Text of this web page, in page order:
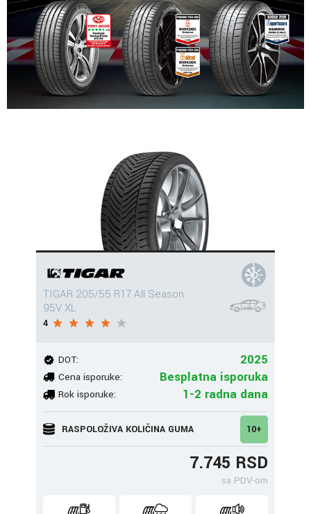
TIGAR 205/55 R17 All Season
95V XL
4
DOT: 2025
Cena isporuke: Besplatna isporuka
Rok isporuke: 1-2 radna dana
RASPOLOŽIVA KOLIČINA GUMA 10+
7.745 RSD
sa PDV-om